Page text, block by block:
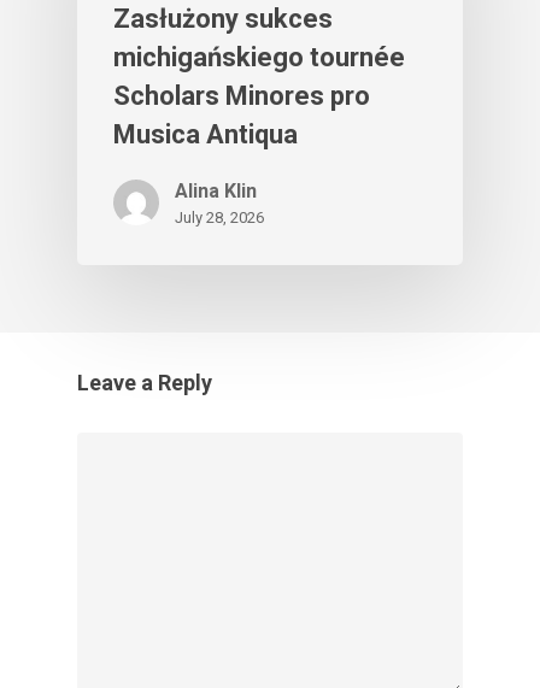
Zasłużony sukces
michigańskiego tournée
Scholars Minores pro
Musica Antiqua
Alina Klin
July 28, 2026
Leave a Reply